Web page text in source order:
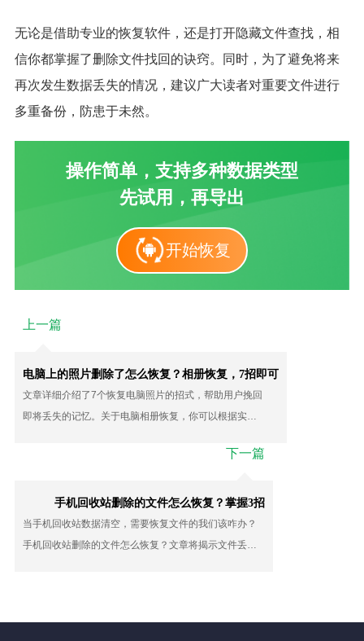
无论是借助专业的恢复软件，还是打开隐藏文件查找，相
信你都掌握了删除文件找回的诀窍。同时，为了避免将来
再次发生数据丢失的情况，建议广大读者对重要文件进行
多重备份，防患于未然。
操作简单，支持多种数据类型
先试用，再导出
开始恢复
上一篇
电脑上的照片删除了怎么恢复？相册恢复，7招即可
文章详细介绍了7个恢复电脑照片的招式，帮助用户挽回
即将丢失的记忆。关于电脑相册恢复，你可以根据实际
下一篇
手机回收站删除的文件怎么恢复？掌握3招
当手机回收站数据清空，需要恢复文件的我们该咋办？
手机回收站删除的文件怎么恢复？文章将揭示文件丢失